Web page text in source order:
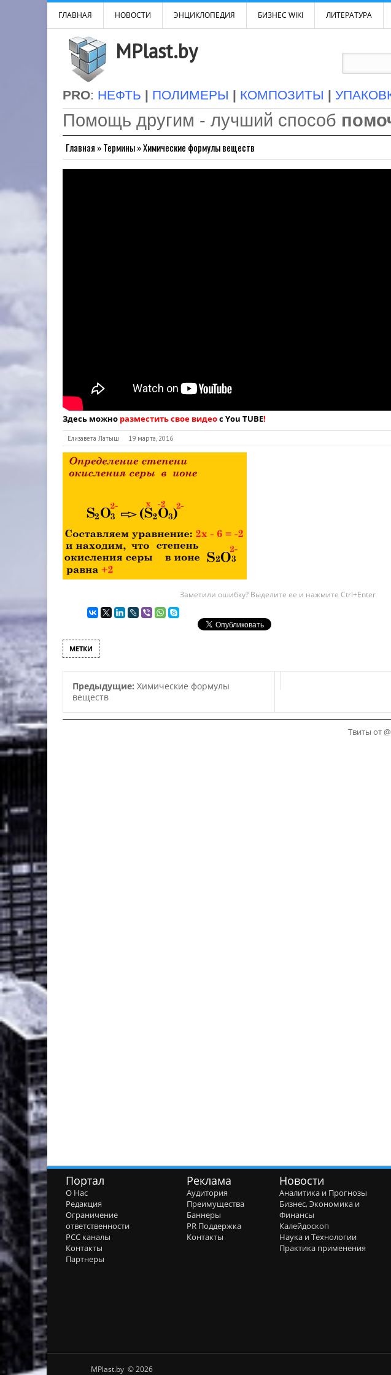
ГЛАВНАЯ НОВОСТИ ЭНЦИКЛОПЕДИЯ БИЗНЕС WIKI ЛИТЕРАТУРА
MPlast.by
PRO: НЕФТЬ | ПОЛИМЕРЫ | КОМПОЗИТЫ |
Помощь другим - лучший способ
Главная »Термины»Химические формулы веществ
Здесь можно разместить свое видеос You TUBE!
Елизавета Латыш 19 марта, 2016
Заметили ошибку? Выделите ее и нажмите Ctrl+Enter
МЕТКИ
Предыдущие: Химические формулы
веществ
Твиты от
Портал
О Нас
Редакция
Ограничение
ответственности
РСС каналы
Контакты
Партнеры
Реклама
Аудитория
Преимущества
Баннеры
PR Поддержка
Контакты
Новости
Аналитика и Прогнозы
Бизнес, Экономика и
Финансы
Калейдоскоп
Наука и Технологии
Практика применения
MPlast.by © 2026